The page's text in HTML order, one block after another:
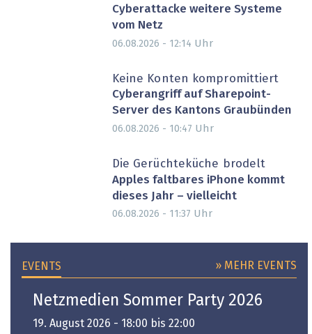
Cyberattacke weitere Systeme
vom Netz
06.08.2026 - 12:14 Uhr
Keine Konten kompromittiert
Cyberangriff auf Sharepoint-
Server des Kantons Graubünden
06.08.2026 - 10:47 Uhr
Die Gerüchteküche brodelt
Apples faltbares iPhone kommt
dieses Jahr – vielleicht
06.08.2026 - 11:37 Uhr
EVENTS » MEHR EVENTS
Netzmedien Sommer Party 2026
19. August 2026 - 18:00 bis 22:00